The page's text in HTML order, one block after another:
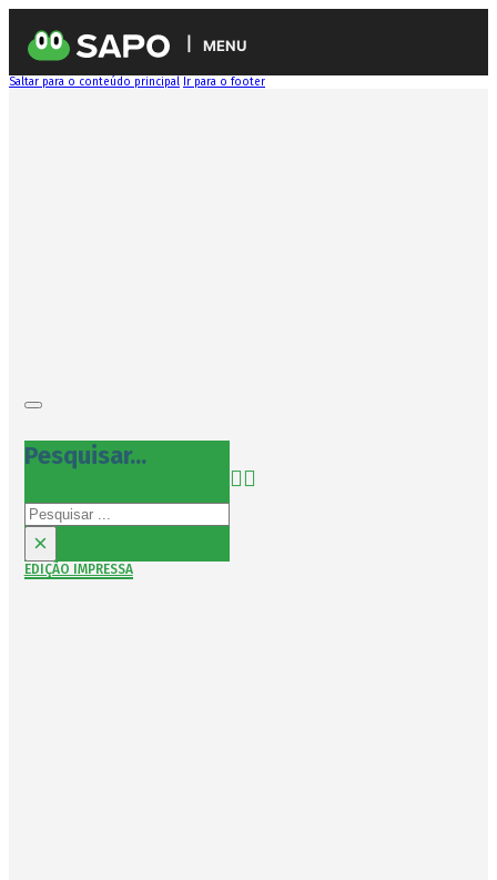
MENU
Saltar para o conteúdo principal Ir para o footer
Pesquisar...
Pesquisar
×
EDIÇÃO IMPRESSA